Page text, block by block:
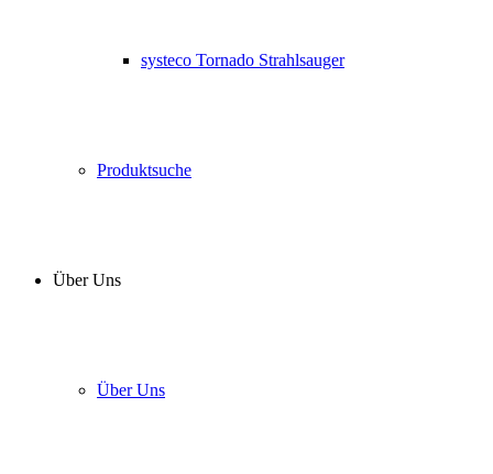
systeco Tornado Strahlsauger
Produktsuche
Über Uns
Über Uns